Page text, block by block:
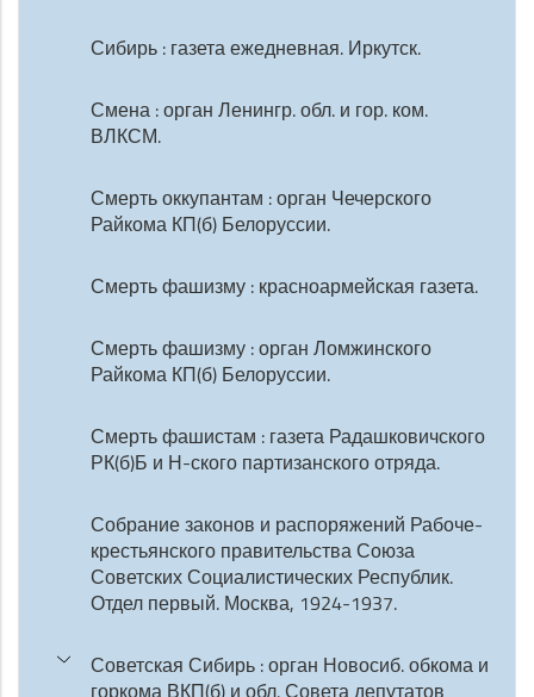
Сибирь : газета ежедневная. Иркутск.
Смена : орган Ленингр. обл. и гор. ком.
ВЛКСМ.
Смерть оккупантам : орган Чечерского
Райкома КП(б) Белоруссии.
Смерть фашизму : красноармейская газета.
Смерть фашизму : орган Ломжинского
Райкома КП(б) Белоруссии.
Смерть фашистам : газета Радашковичского
РК(б)Б и Н-ского партизанского отряда.
Собрание законов и распоряжений Рабоче-
крестьянского правительства Союза
Советских Социалистических Республик.
Отдел первый. Москва, 1924-1937.
Советская Сибирь : орган Новосиб. обкома и
горкома ВКП(б) и обл. Совета депутатов